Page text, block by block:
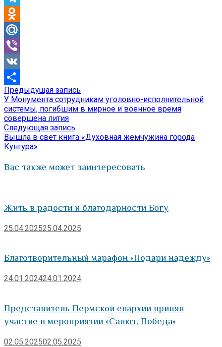
Telegram
Odnoklassniki
Mail.Ru
Viber
VK
Отправить
Навигация
по
записям
Предыдущая запись
запись:
У Монумента сотрудникам уголовно-исполнительной
системы, погибшим в мирное и военное время
совершена лития
Следующая запись
запись:
Вышла в свет книга «Духовная жемчужина города
Кунгура»
Вас также может заинтересовать
Жить в радости и благодарности Богу
25.04.202525.04.2025
Благотворительный марафон «Подари надежду»
24.01.202424.01.2024
Представитель Пермской епархии принял
участие в мероприятии «Салют, Победа»
02.05.202502.05.2025